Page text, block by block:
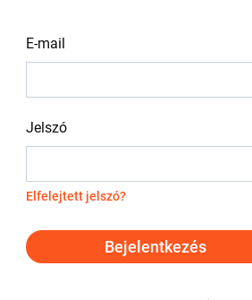
E-mail
Jelszó
Elfelejtett jelszó?
Bejelentkezés